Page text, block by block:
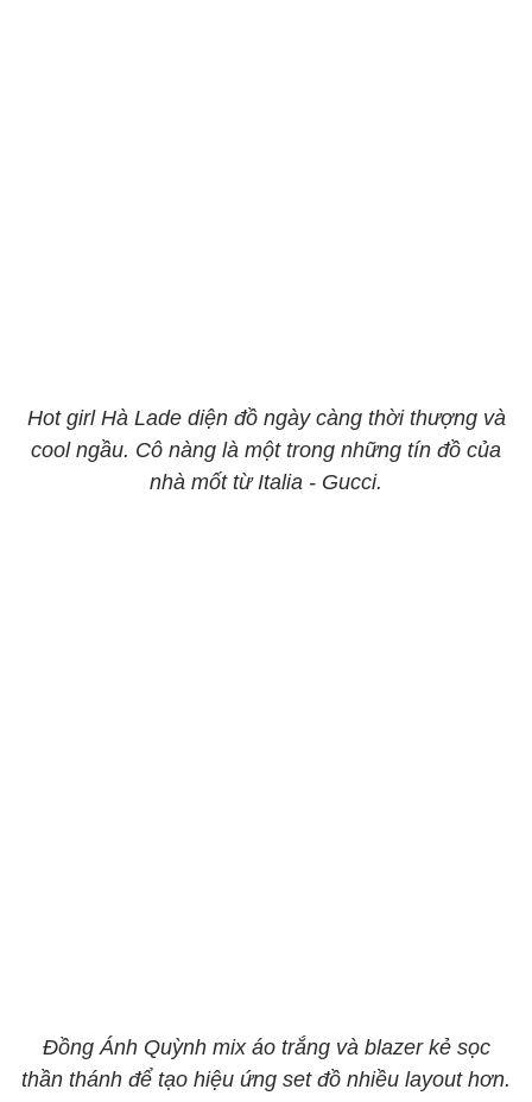
Hot girl Hà Lade diện đồ ngày càng thời thượng và
cool ngầu. Cô nàng là một trong những tín đồ của
nhà mốt từ Italia - Gucci.
Đồng Ánh Quỳnh mix áo trắng và blazer kẻ sọc
thần thánh để tạo hiệu ứng set đồ nhiều layout hơn.